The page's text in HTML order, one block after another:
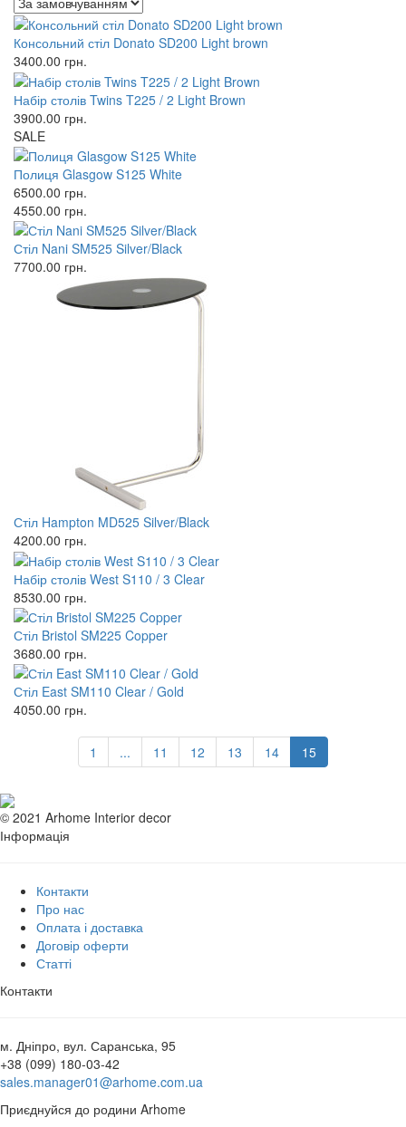
Консольний стіл Donato SD200 Light brown
3400.00 грн.
Набір столів Twins T225 / 2 Light Brown
3900.00 грн.
SALE
Полиця Glasgow S125 White
6500.00 грн.
4550.00 грн.
Стіл Nani SM525 Silver/Black
7700.00 грн.
Стіл Hampton MD525 Silver/Black
4200.00 грн.
Набір столів West S110 / 3 Clear
8530.00 грн.
Стіл Bristol SM225 Copper
3680.00 грн.
Стіл East SM110 Clear / Gold
4050.00 грн.
1 ... 11 12 13 14 15
© 2021 Arhome Interior decor
Інформація
Контакти
Про нас
Оплата і доставка
Договір оферти
Статті
Контакти
м. Дніпро, вул. Саранська, 95
+38 (099) 180-03-42
sales.manager01@arhome.com.ua
Приєднуйся до родини Arhome